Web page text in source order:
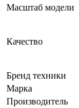
Масштаб модели
Качество
Бренд техники
Марка
Производитель